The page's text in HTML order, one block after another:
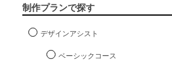
制作プランで探す
デザインアシスト
ベーシックコース